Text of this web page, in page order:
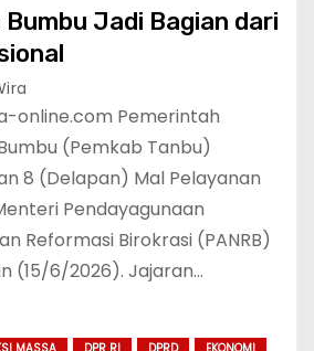
Bumbu Jadi Bagian dari
online.com Pemerintah
(Pemkab Tanbu)
8 (Delapan) Mal Pelayanan
Pendayagunaan
Reformasi Birokrasi (PANRB)
(15/6/2026). Jajaran…